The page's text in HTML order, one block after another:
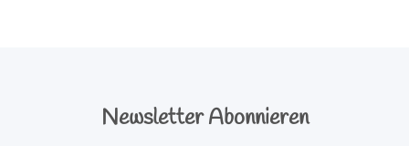
Newsletter Abonnieren